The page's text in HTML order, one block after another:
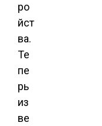
ро
йст
ва.
Те
пе
рь
из
ве